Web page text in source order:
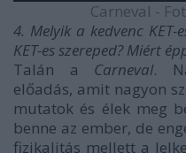
Carneval -
4. Melyik a kedvenc
KET-es szereped? Miért
Talán a Carneval.
előadás, amit nagyon
mutatok és élek meg
benne az ember, de
fizikalitás mellett a